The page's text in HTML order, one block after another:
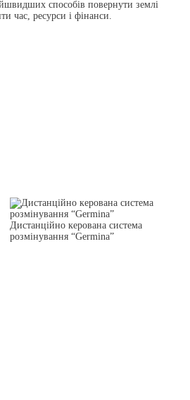
способів повернути землі
час, ресурси і фінанси.
Дистанційно керована система
розмінування “Germina”